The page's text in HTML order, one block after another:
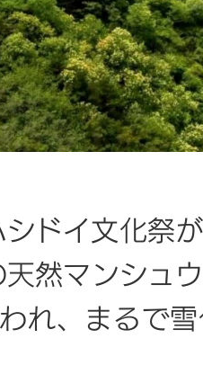
イ文化祭が
然マンシュ
れ、まるで